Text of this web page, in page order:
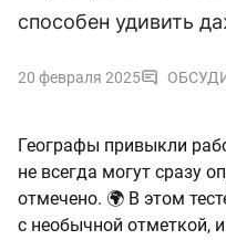
способен удивить
20 февраля 2025
Географы привыкли
не всегда могут сразу
отмечено. 🌍 В этом
с необычной отметкой,